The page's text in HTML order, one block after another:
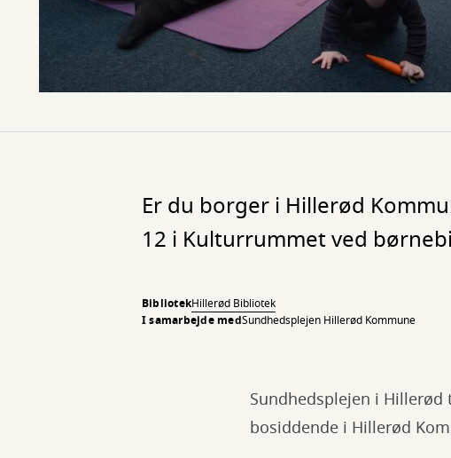
Er du borger i Hillerød
12 i Kulturrummet ved
BibliotekHillerød Bibliotek
I samarbejde medSundhedsplejen Hillerød Kommune
Sundhedsplejen i
bosiddende i Hillerød